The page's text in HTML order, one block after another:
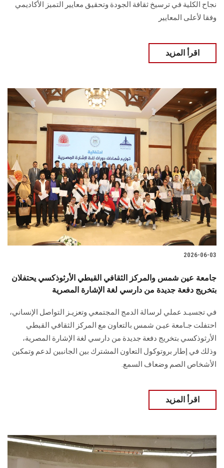
نجاح الكلية في ترسيخ ثقافة الجودة وتحقيق معايير التميز الأكاديمي
وفقا لأعلى المعايير
اقرأ المزيد
2026-06-03
جامعة عين شمس والمركز الثقافي القبطي الأرثوذكسي يحتفلان
بتخريج دفعة جديدة من دارسي لغة الإشارة المصرية
في تجسيـد عملي لرسالة الدمج المجتمعي وتعزيـز التواصل الإنساني،
احتفلت جـامعة عيـن شمس بالتعاون مع المركز الثقافي القبطي
الأرثوذكسي بتخريج دفعة جديدة من دارسي لغة الإشارة المصرية،
وذلك في إطار بروتوكول التعاون المشترك بين الجانبين لدعم وتمكين
الأشخاص الصم وضعاف السمع.
اقرأ المزيد